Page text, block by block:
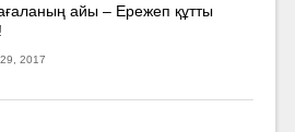
айы – Ережеп құтты
2017